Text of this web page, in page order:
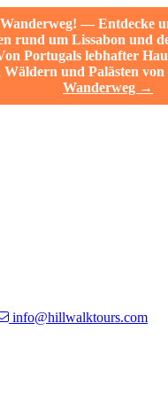
— Entdecke
rund um Lissabon und
Portugals lebhafter
Wäldern und Palästen
Wanderweg →
info@hillwalktours.com